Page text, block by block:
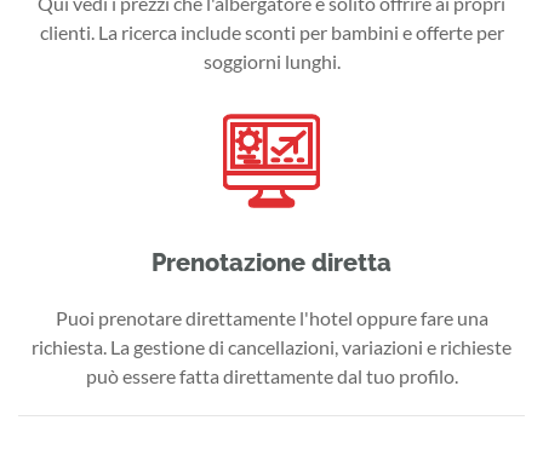
clienti. La ricerca include sconti per bambini e offerte per
soggiorni lunghi.
Prenotazione diretta
Puoi prenotare direttamente l'hotel oppure fare una
richiesta. La gestione di cancellazioni, variazioni e richieste
può essere fatta direttamente dal tuo profilo.